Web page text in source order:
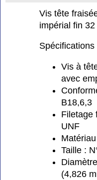
Vis tête
impérial fin
Vis à
avec
B18,6,3
Filetage
UNF
Taille :
(4,826